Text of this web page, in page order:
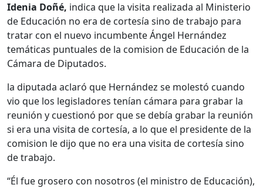
Idenia Doñé, indica que la visita realizada al Ministerio
de Educación no era de cortesía sino de trabajo para
tratar con el nuevo incumbente Ángel Hernández
temáticas puntuales de la comision de Educación de la
Cámara de Diputados.
la diputada aclaró que Hernández se molestó cuando
vio que los legisladores tenían cámara para grabar la
reunión y cuestionó por que se debía grabar la reunión
si era una visita de cortesía, a lo que el presidente de la
comision le dijo que no era una visita de cortesía sino
de trabajo.
“Él fue grosero con nosotros (el ministro de Educación),